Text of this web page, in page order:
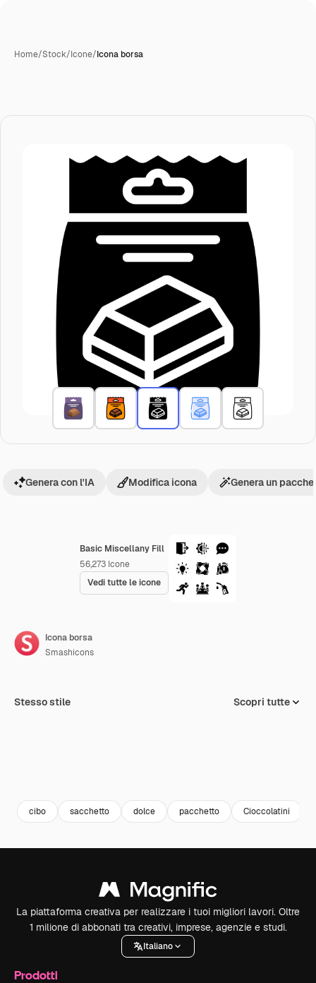
Home/Stock/Icone/Icona borsa
Basic Miscellany Fill
56,273 Icone
Vedi tutte le icone
Genera con l'IA Modifica icona Genera un
Icona borsa
Smashicons
Stesso stile Scopri tutte
cibo sacchetto dolce pacchetto Cioccolatini
La piattaforma creativa per realizzare i tuoi migliori lavori. Oltre
1 milione di abbonati tra creativi, imprese, agenzie e studi.
Italiano
Prodotti